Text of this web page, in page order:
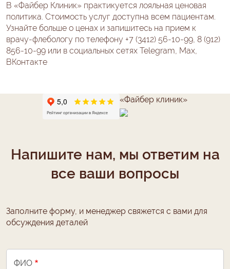
В «Файбер Клиник» практикуется лояльная ценовая
политика. Стоимость услуг доступна всем пациентам.
Узнайте больше о ценах и запишитесь на прием к
врачу-флебологу по телефону +7 (3412) 56-10-99, 8 (912)
856-10-99 или в социальных сетях Telegram, Max,
ВКонтакте
«Файбер клиник»
Напишите нам, мы ответим на
все ваши вопросы
Заполните форму, и менеджер свяжется с вами для
обсуждения деталей
ФИО